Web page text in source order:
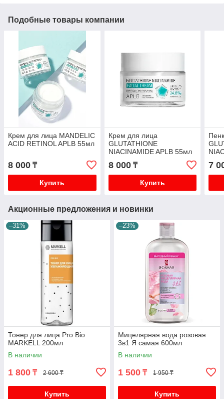
Подобные товары компании
Крем для лица MANDELIC
ACID RETINOL APLB 55мл
8 000 ₸
Купить
Крем для лица
GLUTATHIONE
NIACINAMIDE APLB 55мл
8 000₸
Купить
7
Акционные предложения и новинки
–31%
Тонер для лица Pro Bio
MARKELL 200мл
В наличии
1 800 ₸ 2 600 ₸
Купить
–23%
Мицелярная вода розовая
3в1 Я самая 600мл
В наличии
1 500 ₸ 1 950 ₸
Купить